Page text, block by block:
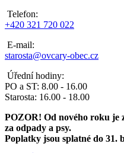
Telefon:
+420 321 720 022
E-mail:
starosta@ovcary-obec.cz
Úřední hodiny:
PO a ST: 8.00 - 16.00
Starosta: 16.00 - 18.00
POZOR! Od nového roku je
za odpady a psy.
Poplatky jsou splatné do 31.